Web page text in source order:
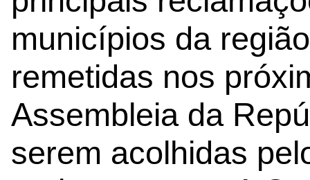
municípios da
remetidas nos
Assembleia da
serem acolhidas